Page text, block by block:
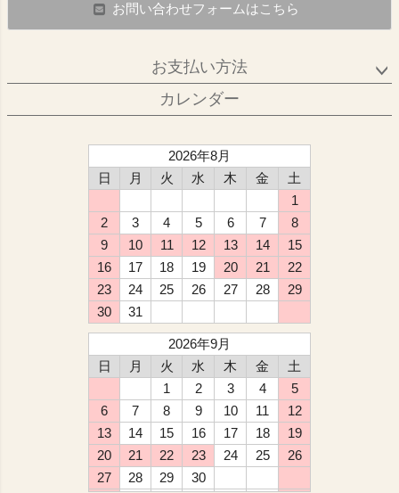
お問い合わせフォームはこちら
お支払い方法
カレンダー
2026年8月
日
月 火 水 木 金
土
1
2
3 4 5 6 7
8
9
10 11 12 13 14
15
16
17 18 19 20 21
22
23
24 25 26 27 28
29
30
31
2026年9月
日
月 火 水 木 金
土
1
2 3 4
5
6
7 8 9 10 11
12
13
14 15 16 17 18
19
20
21 22 23 24 25
26
27
28 29
30